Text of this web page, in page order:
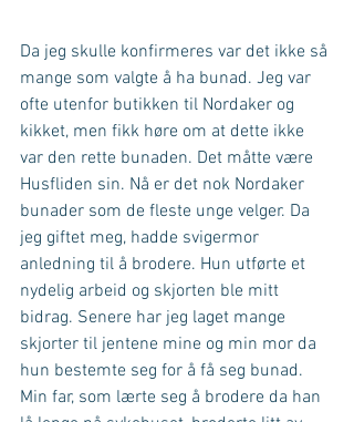
Da jeg skulle konfirmeres var det ikke så
mange som valgte å ha bunad. Jeg var
ofte utenfor butikken til Nordaker og
kikket, men fikk høre om at dette ikke
var den rette bunaden. Det måtte være
Husfliden sin. Nå er det nok Nordaker
bunader som de fleste unge velger. Da
jeg giftet meg, hadde svigermor
anledning til å brodere. Hun utførte et
nydelig arbeid og skjorten ble mitt
bidrag. Senere har jeg laget mange
skjorter til jentene mine og min mor da
hun bestemte seg for å få seg bunad.
Min far, som lærte seg å brodere da han